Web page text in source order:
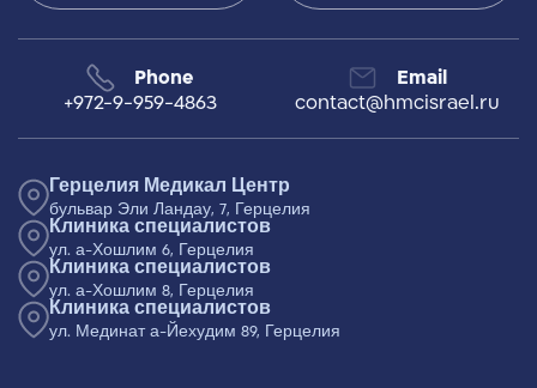
Phone
+972-9-959-4863
Email
contact@hmcisrael.ru
Герцелия Медикал Центр
бульвар Эли Ландау, 7, Герцелия
Клиника специалистов
ул. а-Хошлим 6, Герцелия
Клиника специалистов
ул. а-Хошлим 8, Герцелия
Клиника специалистов
ул. Мединат а-Йехудим 89, Герцелия